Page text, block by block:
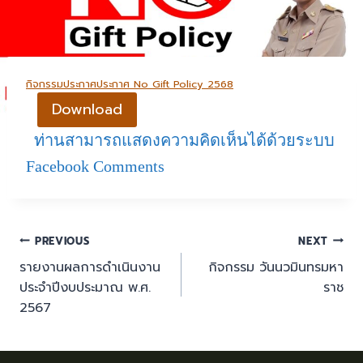
กิจกรรมประกาศประกาศ No Gift Policy 2568
Download
ท่านสามารถแสดงความคิดเห็นได้ด้วยระบบ
Facebook Comments
PREVIOUS
รายงานผลการดำเนินงาน
ประจำปีงบประมาณ พ.ศ.
2567
NEXT
กิจกรรม วันนวมินทรมหา
ราช